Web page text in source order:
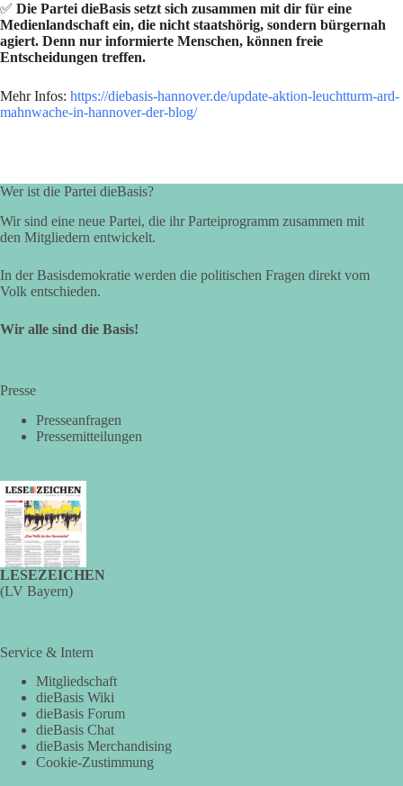
✅ Die Partei dieBasis setzt sich zusammen mit dir für eine
Medienlandschaft ein, die nicht staatshörig, sondern bürgernah
agiert. Denn nur informierte Menschen, können freie
Entscheidungen treffen.
Mehr Infos: https://diebasis-hannover.de/update-aktion-leuchtturm-ard-
mahnwache-in-hannover-der-blog/
Wer ist die Partei dieBasis?
Wir sind eine neue Partei, die ihr Parteiprogramm zusammen mit
den Mitgliedern entwickelt.
In der Basisdemokratie werden die politischen Fragen direkt vom
Volk entschieden.
Wir alle sind die Basis!
Presse
Presseanfragen
Pressemitteilungen
LESEZEICHEN
(LV Bayern)
Service & Intern
Mitgliedschaft
dieBasis Wiki
dieBasis Forum
dieBasis Chat
dieBasis Merchandising
Cookie-Zustimmung